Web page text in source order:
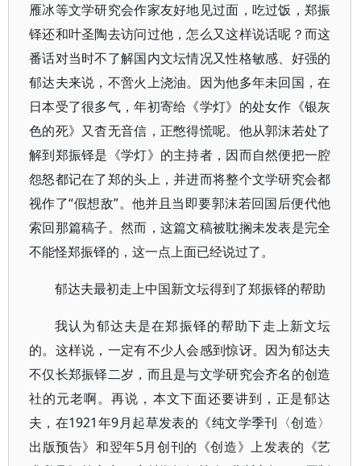
雁冰等文学研究会作家友好地见过面，吃过饭，郑振
铎还和叶圣陶去访问过他，怎么又这样说话呢？而这
番话对当时不了解国内文坛情况又性格敏感、好强的
郁达夫来说，不啻火上浇油。因为他多年未回国，在
日本受了很多气，年初寄给《学灯》的处女作《银灰
色的死》又杳无音信，正憋得慌呢。他从郭沫若处了
解到郑振铎是《学灯》的主持者，因而自然便把一腔
怨怒都记在了郑的头上，并进而将整个文学研究会都
视作了“假想敌”。他并且当即要郭沫若回国后便代他
索回那篇稿子。然而，这篇文稿被耽搁未发表是完全
不能怪郑振铎的，这一点上面已经说过了。
郁达夫最初走上中国新文坛得到了郑振铎的帮助
我认为郁达夫是在郑振铎的帮助下走上新文坛
的。这样说，一定有不少人会感到惊讶。因为郁达夫
不仅长郑振铎二岁，而且是与文学研究会齐名的创造
社的元老啊。再说，本文下面还要讲到，正是郁达
夫，在1921年9月起草发表的《纯文学季刊〈创造〉
出版预告》和翌年5月创刊的《创造》上发表的《艺